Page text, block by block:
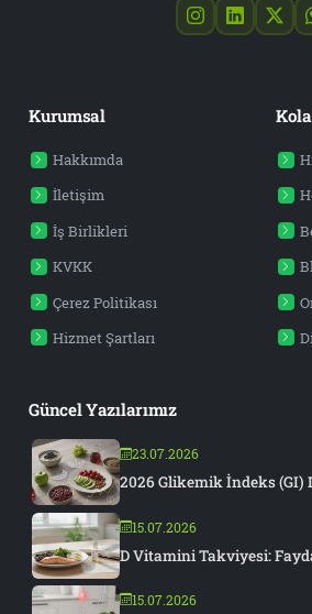
Kurumsal
Hakkımda
İletişim
İş Birlikleri
KVKK
Çerez Politikası
Hizmet Şartları
Güncel Yazılarımız
23.07.2026
2026 Glikemik İndeks (GI)
15.07.2026
D Vitamini Takviyesi:
15.07.2026